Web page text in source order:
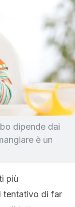
dipende dai
è un
più
tentativo di far